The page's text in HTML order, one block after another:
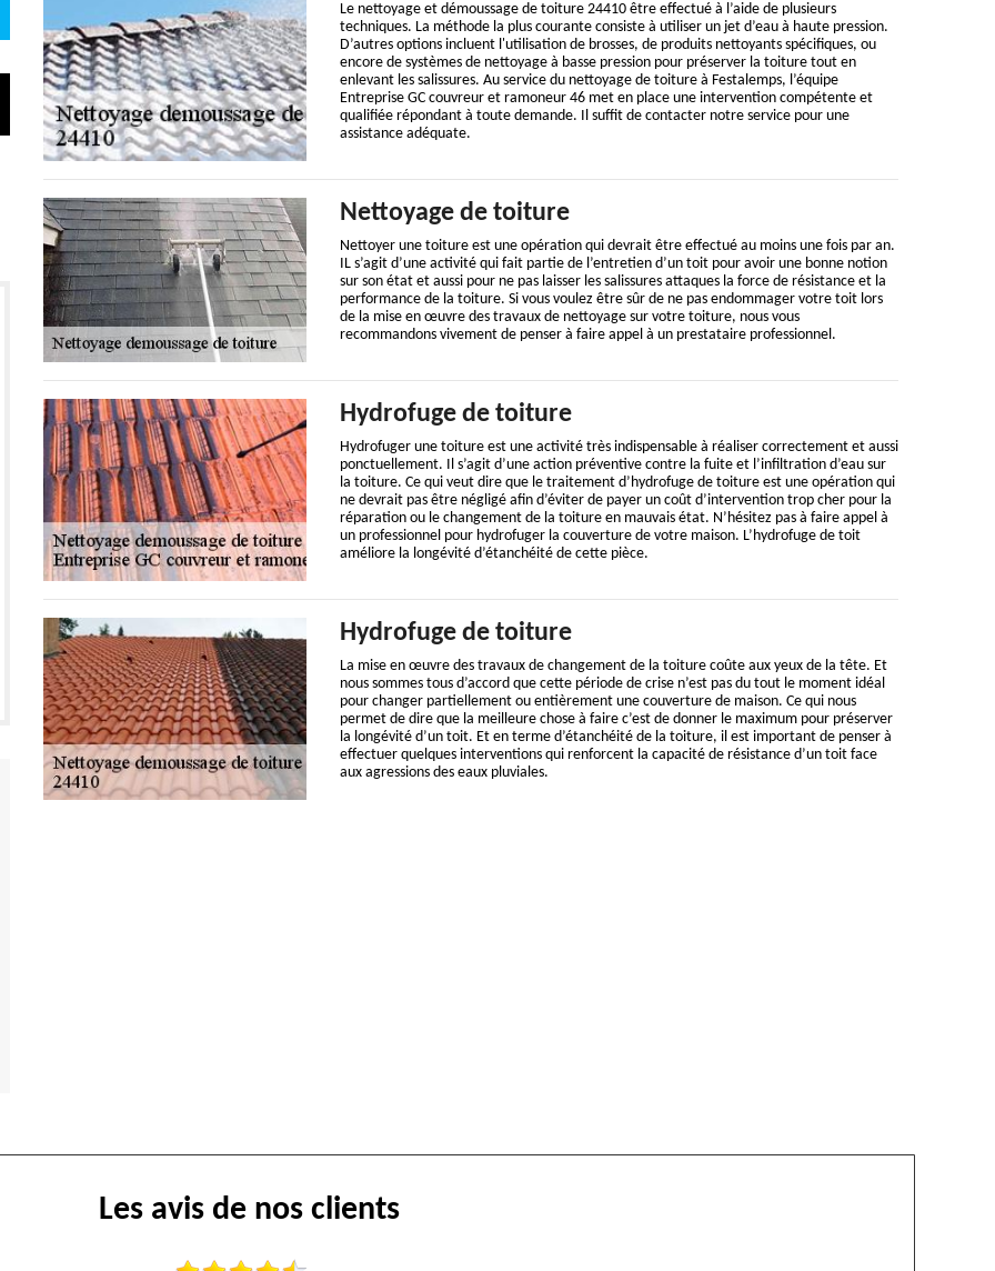
Le nettoyage et démoussage de toiture 24410 être effectué à l’aide de plusieurs
techniques. La méthode la plus courante consiste à utiliser un jet d’eau à haute pression.
D’autres options incluent l'utilisation de brosses, de produits nettoyants spécifiques, ou
encore de systèmes de nettoyage à basse pression pour préserver la toiture tout en
enlevant les salissures. Au service du nettoyage de toiture à Festalemps, l’équipe
Entreprise GC couvreur et ramoneur 46 met en place une intervention compétente et
qualifiée répondant à toute demande. Il suffit de contacter notre service pour une
assistance adéquate.
Nettoyage de toiture
Nettoyer une toiture est une opération qui devrait être effectué au moins une fois par an.
IL s’agit d’une activité qui fait partie de l’entretien d’un toit pour avoir une bonne notion
sur son état et aussi pour ne pas laisser les salissures attaques la force de résistance et la
performance de la toiture. Si vous voulez être sûr de ne pas endommager votre toit lors
de la mise en œuvre des travaux de nettoyage sur votre toiture, nous vous
recommandons vivement de penser à faire appel à un prestataire professionnel.
Hydrofuge de toiture
Hydrofuger une toiture est une activité très indispensable à réaliser correctement et aussi
ponctuellement. Il s’agit d’une action préventive contre la fuite et l’infiltration d’eau sur
la toiture. Ce qui veut dire que le traitement d’hydrofuge de toiture est une opération qui
ne devrait pas être négligé afin d’éviter de payer un coût d’intervention trop cher pour la
réparation ou le changement de la toiture en mauvais état. N’hésitez pas à faire appel à
un professionnel pour hydrofuger la couverture de votre maison. L’hydrofuge de toit
améliore la longévité d’étanchéité de cette pièce.
Hydrofuge de toiture
La mise en œuvre des travaux de changement de la toiture coûte aux yeux de la tête. Et
nous sommes tous d’accord que cette période de crise n’est pas du tout le moment idéal
pour changer partiellement ou entièrement une couverture de maison. Ce qui nous
permet de dire que la meilleure chose à faire c’est de donner le maximum pour préserver
la longévité d’un toit. Et en terme d’étanchéité de la toiture, il est important de penser à
effectuer quelques interventions qui renforcent la capacité de résistance d’un toit face
aux agressions des eaux pluviales.
Les avis de nos clients